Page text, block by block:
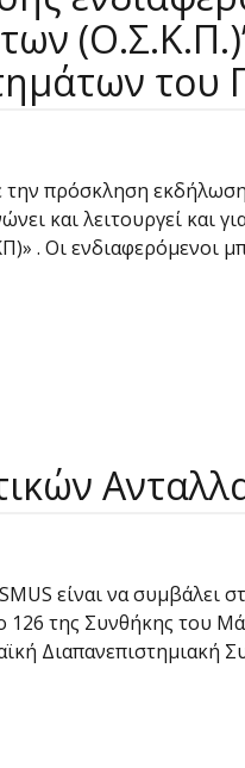
του
πρόσκληση
και λειτουργεί
. Οι ενδιαφερόμενοι
είναι να
της Συνθήκης του
Διαπανεπιστημιακή